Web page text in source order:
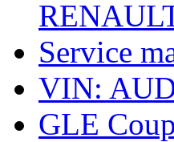
Service
VIN:
GLE